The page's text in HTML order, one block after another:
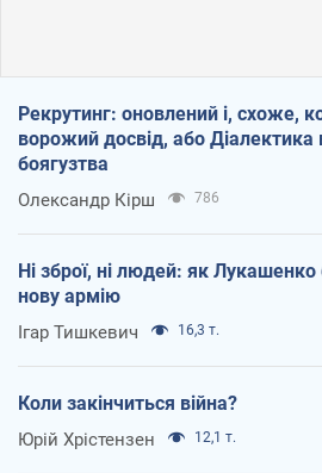
Рекрутинг: оновлений і, схоже,
ворожий досвід, або Діалектика
боягузтва
Олександр Кірш 786
Ні зброї, ні людей: як Лукашенко
нову армію
Ігар Тишкевич 16,3 т.
Коли закінчиться війна?
Юрій Хрістензен 12,1 т.